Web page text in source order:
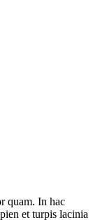
quam. In hac
et turpis lacinia